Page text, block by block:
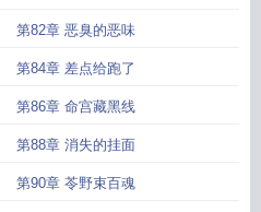
第82章 恶臭的恶味
第84章 差点给跑了
第86章 命宫藏黑线
第88章 消失的挂面
第90章 苓野束百魂